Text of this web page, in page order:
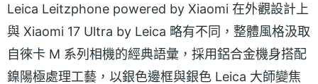
Leica Leitzphone powered by Xiaomi 在外觀設計上
與 Xiaomi 17 Ultra by Leica 略有不同，整體風格汲取
自徠卡 M 系列相機的經典語彙，採用鋁合金機身搭配
鎳陽極處理工藝，以銀色邊框與銀色 Leica 大師變焦